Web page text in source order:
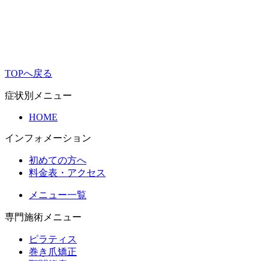
TOPへ戻る
症状別メニュー
HOME
インフォメーション
初めての方へ
料金表・アクセス
メニュー一覧
専門施術メニュー
ピラティス
巻き爪矯正